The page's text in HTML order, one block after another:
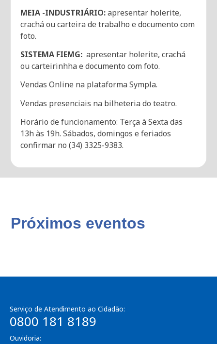
MEIA -INDUSTRIÁRIO:apresentar holerite,
crachá ou carteira de trabalho e documento com
foto.
SISTEMA FIEMG: apresentar holerite, crachá
ou carteirinhha e documento com foto.
Vendas Online na plataforma Sympla.
Vendas presenciais na bilheteria do teatro.
Horário de funcionamento: Terça à Sexta das
13h às 19h. Sábados, domingos e feriados
confirmar no (34) 3325-9383.
Próximos eventos
Serviço de Atendimento ao Cidadão:
0800 181 8189
Ouvidoria: